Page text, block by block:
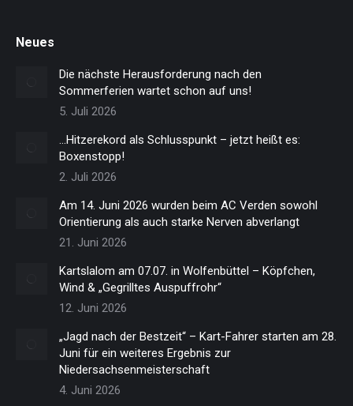
Neues
Die nächste Herausforderung nach den
Sommerferien wartet schon auf uns!
5. Juli 2026
…Hitzerekord als Schlusspunkt – jetzt heißt es:
Boxenstopp!
2. Juli 2026
Am 14. Juni 2026 wurden beim AC Verden sowohl
Orientierung als auch starke Nerven abverlangt
21. Juni 2026
Kartslalom am 07.07. in Wolfenbüttel – Köpfchen,
Wind & „Gegrilltes Auspuffrohr“
12. Juni 2026
„Jagd nach der Bestzeit“ – Kart-Fahrer starten am 28.
Juni für ein weiteres Ergebnis zur
Niedersachsenmeisterschaft
4. Juni 2026